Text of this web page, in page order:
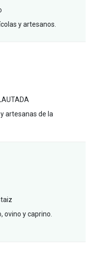
y artesanos.
artesanas de la
ovino y caprino.